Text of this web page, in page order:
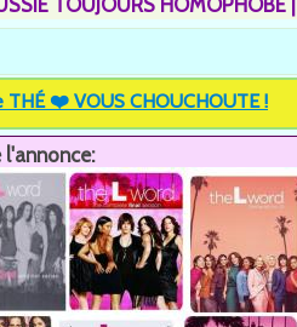
THÉ ❤️ VOUS CHOUCHOUTE !
l'annonce: